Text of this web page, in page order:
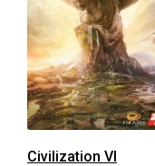
Civilization VI